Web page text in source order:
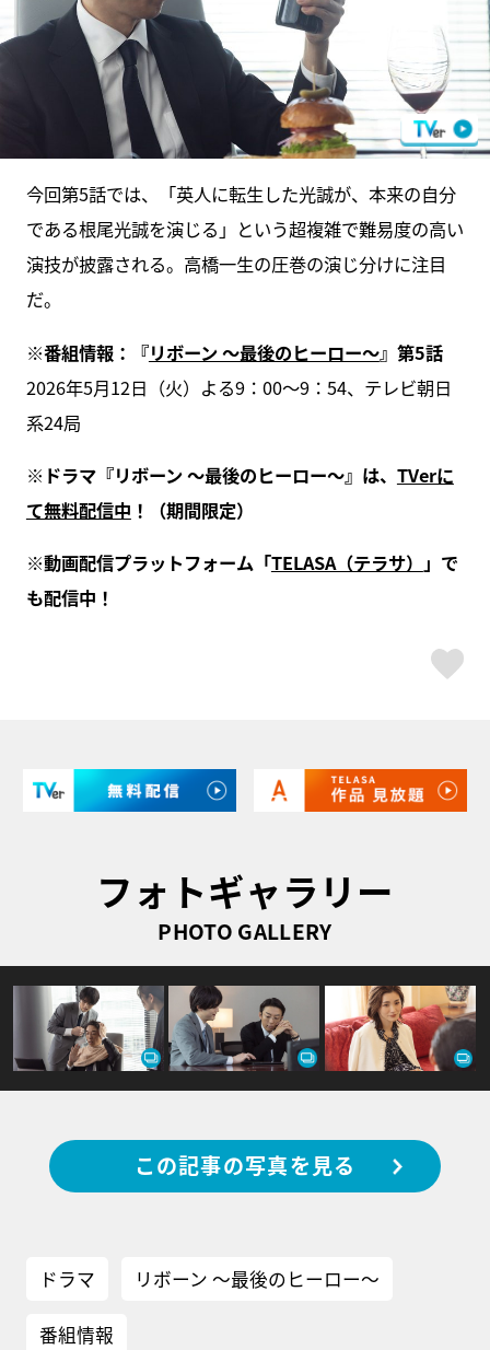
今回第5話では、「英人に転生した光誠が、本来の自分
である根尾光誠を演じる」という超複雑で難易度の高い
演技が披露される。高橋一生の圧巻の演じ分けに注目
だ。
※番組情報：『リボーン ～最後のヒーロー～』第5話
2026年5月12日（火）よる9：00～9：54、テレビ朝日
系24局
※ドラマ『リボーン ～最後のヒーロー～』は、 TVerに
て無料配信中 ！（期間限定）
※動画配信プラットフォーム「TELASA（テラサ） 」で
も配信中！
フォトギャラリー
PHOTO GALLERY
この記事の写真を見る
ドラマ リボーン ～最後のヒーロー～
番組情報